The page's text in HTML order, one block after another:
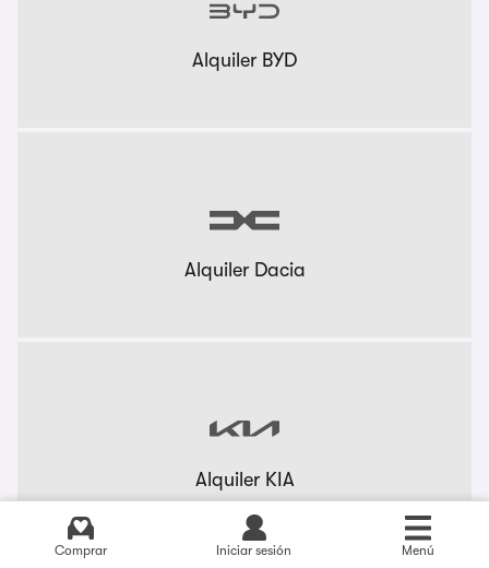
Comprar Iniciar sesión Menú
Alquiler BYD
Alquiler Dacia
Alquiler KIA